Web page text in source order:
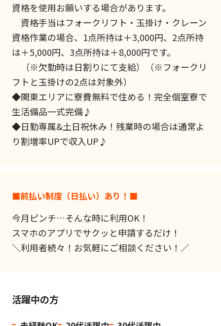
資格を使用お願いする場合があります。
資格手当はフォークリフト・玉掛け・クレーン
資格作業の場合、1点所持は＋3,000円、2点所持
は＋5,000円、3点所持は＋8,000円です。
（※欠勤時は日割りにて支給）（※フォークリ
フトと玉掛けの2点は対象外）
◆関東エリアに寮費無料で住める！完全個室寮で
生活備品一式完備♪
◆日勤専属&土日祝休み！残業時の場合は通常よ
り割増率UPで収入UP♪
■前払い制度（日払い）あり！■
今月ピンチ…そんな時に利用OK！
スマホのアプリでサクッと申請するだけ！
＼利用者続々！お気軽にご相談ください！／
活躍中の方